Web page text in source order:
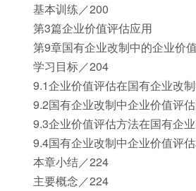
基本训练／200
第3篇企业价值评估应用
第9章国有企业改制中的企业价
学习目标／204
9.1企业价值评估在国有企业改
9.2国有企业改制中企业价值评
9.3企业价值评估方法在国有企
9.4国有企业改制中企业价值评
本章小结／224
主要概念／224